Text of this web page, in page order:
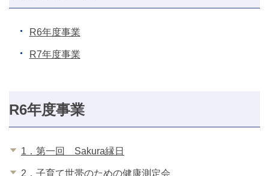
R6年度事業
R7年度事業
R6年度事業
1．第一回 Sakura縁日
2．子育て世帯のための健康測定会